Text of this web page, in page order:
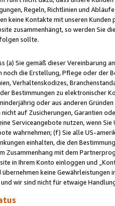
Regeln, Richtlinien und
keine Kontakte mit unseren
zusammenhängt, so werden Sie
sollte.
(a) Sie gemäß dieser
die Erstellung, Pflege oder der
Verhaltenskodizes,
Bestimmungen zu elektronischer
oder aus anderen
auf Zusicherungen, Garantien
Serviceangebote nutzen, wenn
wahrnehmen; (f) Sie alle US-
einhalten, die den
Zusammenhang mit dem
in Ihrem Konto einloggen und
übernehmen keine
wir sind nicht für etwaige